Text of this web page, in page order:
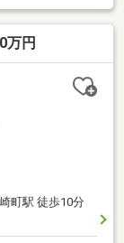
」駅より徒歩
リー21ランド
・ お客様の
まで伴走いた
●不動産に関す
！
万円
町駅 徒歩10分